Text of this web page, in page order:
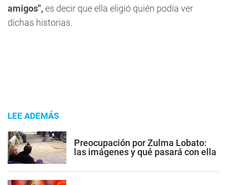
amigos",es decir que ella eligió quién podía ver
dichas historias.
LEE ADEMÁS
Preocupación por Zulma Lobato:
las imágenes y qué pasará con ella